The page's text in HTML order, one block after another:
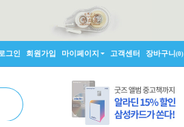
로그인 회원가입 마이페이지 고객센터 장바구니(0)